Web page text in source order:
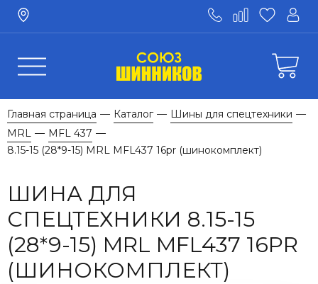
Главная страница — Каталог — Шины для спецтехники —
MRL — MFL 437 —
8.15-15 (28*9-15) MRL MFL437 16pr (шинокомплект)
ШИНА ДЛЯ
СПЕЦТЕХНИКИ 8.15-15
(28*9-15) MRL MFL437 16PR
(ШИНОКОМПЛЕКТ)